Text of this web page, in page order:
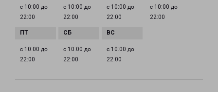
с 10:00 до
22:00
с 10:00 до
22:00
с 10:00 до
22:00
с 10:00 до
22:00
с 10:00 до
22:00
с 10:00 до
22:00
с 10:00 до
22:00